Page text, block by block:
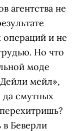
агентства не
операций и не
Но что
моде
мейл»,
да смутных
Беверли